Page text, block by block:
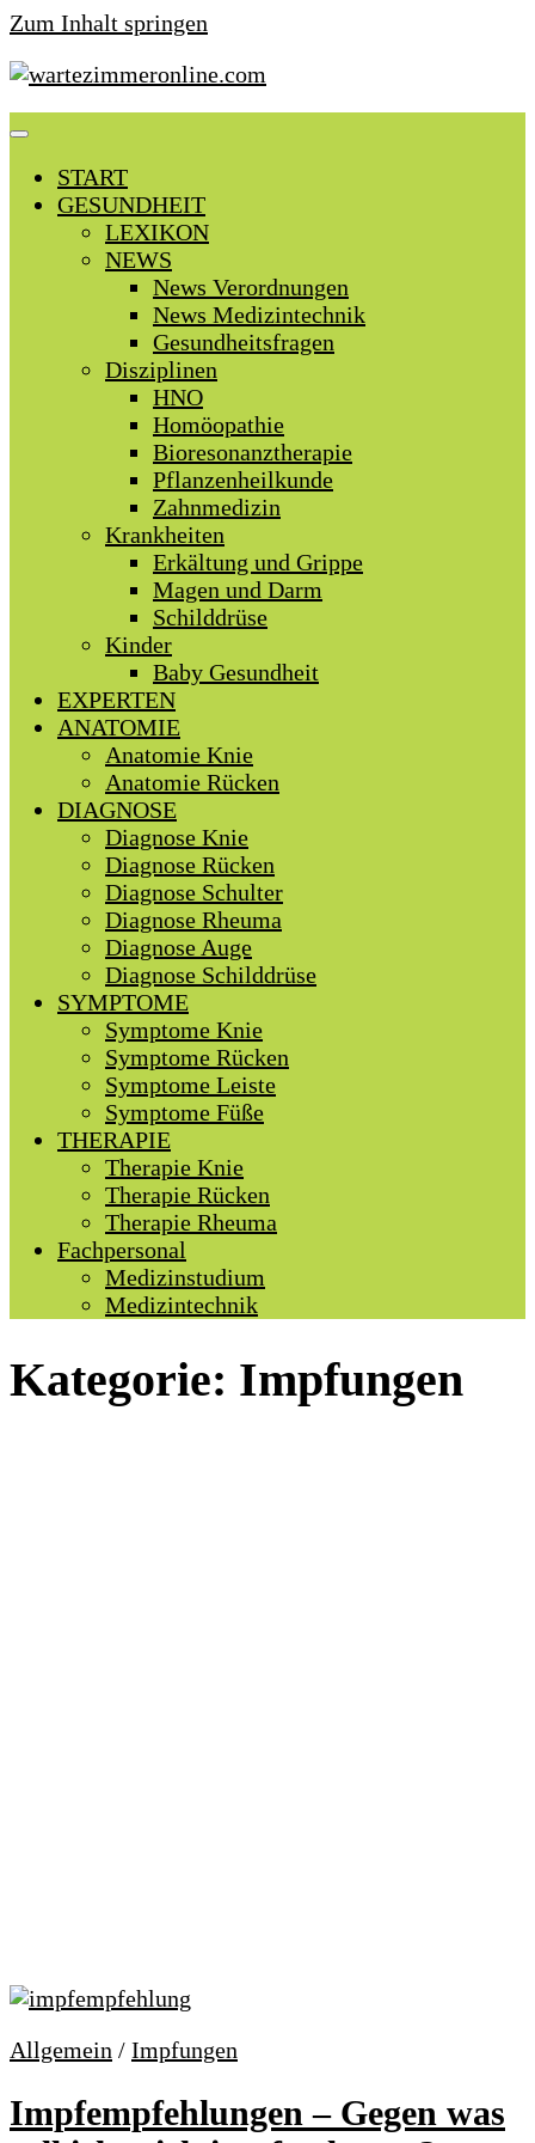
Zum Inhalt springen
START
GESUNDHEIT
LEXIKON
NEWS
News Verordnungen
News Medizintechnik
Gesundheitsfragen
Disziplinen
HNO
Homöopathie
Bioresonanztherapie
Pflanzenheilkunde
Zahnmedizin
Krankheiten
Erkältung und Grippe
Magen und Darm
Schilddrüse
Kinder
Baby Gesundheit
EXPERTEN
ANATOMIE
Anatomie Knie
Anatomie Rücken
DIAGNOSE
Diagnose Knie
Diagnose Rücken
Diagnose Schulter
Diagnose Rheuma
Diagnose Auge
Diagnose Schilddrüse
SYMPTOME
Symptome Knie
Symptome Rücken
Symptome Leiste
Symptome Füße
THERAPIE
Therapie Knie
Therapie Rücken
Therapie Rheuma
Fachpersonal
Medizinstudium
Medizintechnik
Kategorie: Impfungen
Allgemein / Impfungen
Impfempfehlungen – Gegen was